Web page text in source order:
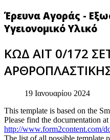
Έρευνα Αγοράς -
Υγειονομικό Υλικό
ΚΩΔ ΑΙΤ 0/172
19 Ιανουαρίου 2024
This template is based on the
Please find the documentation at
http://www.form2content.com/
The list of all possible template